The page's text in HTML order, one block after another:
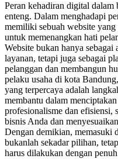
Peran kehadiran digital
enteng. Dalam menghadapi
memiliki sebuah website
untuk memenangkan hati
Website bukan hanya
layanan, tetapi juga sebagai
pelanggan dan membangun
pelaku usaha di kota
yang terpercaya adalah
membantu dalam
profesionalisme dan efisiensi,
bisnis Anda dan
Dengan demikian, memasuki
bukanlah sekadar pilihan,
harus dilakukan dengan